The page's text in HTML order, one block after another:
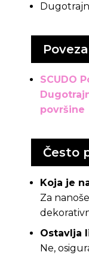
SCUDO
površine
Često
Koja je
Za
Ostavlja
Ne,